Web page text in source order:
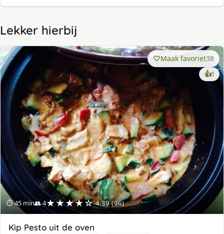
Lekker hierbij
⏱ 45 min👥 4★★★★☆ 4.39 (96)
Maak favoriet38
👍1
Kip Pesto uit de oven